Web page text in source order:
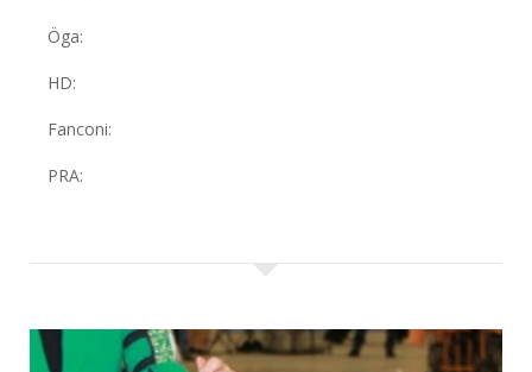
Öga:
HD:
Fanconi:
PRA: